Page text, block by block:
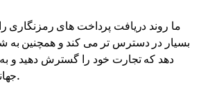
بسیار در دسترس تر می کند و همچنین به
دهد که تجارت خود را گسترش دهید و
جهانی دسترسی پیدا کنید.